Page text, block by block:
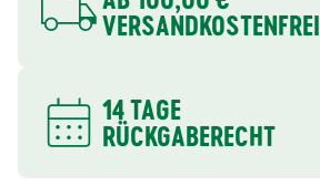
VERSANDKOSTENFREI
14 TAGE
RÜCKGABERECHT